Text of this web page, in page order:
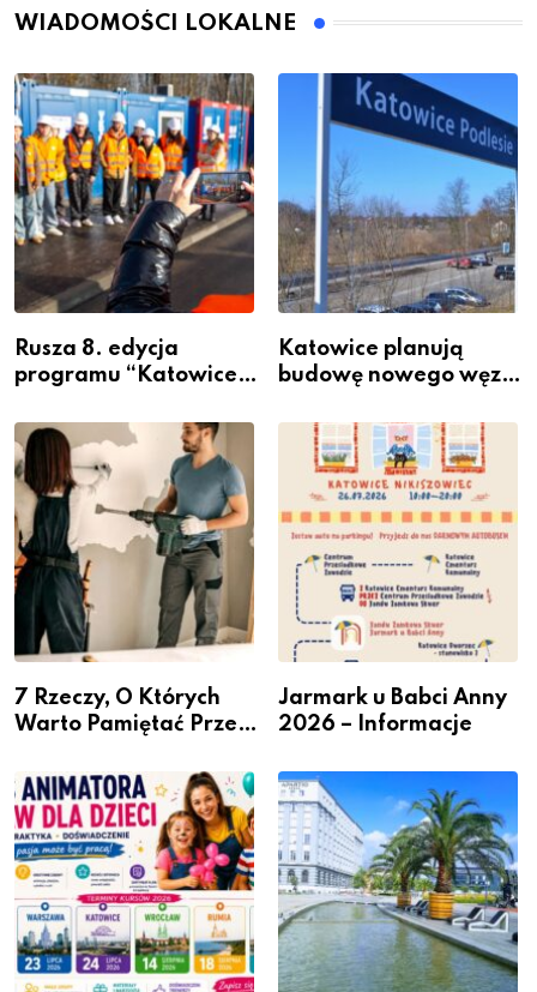
WIADOMOŚCI LOKALNE
Rusza 8. edycja
programu “Katowice
– nabór dla
przedsiębiorców
Katowice planują
budowę nowego węzła
Podlesiu
7 Rzeczy, O Których
Warto Pamiętać Przed
Jarmark u Babci Anny
2026 – Informacje